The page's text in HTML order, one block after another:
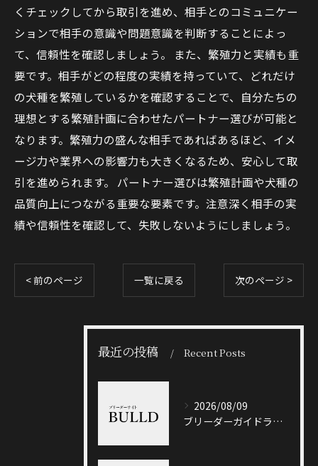
くチェックしてから取引を進め、相手とのコミュニケー
ションで相手の意識や問題意識を判断することによっ
て、信頼性を確認しましょう。 また、繁殖力と実績も重
要です。相手がどの程度の実績を持っていて、どれだけ
の犬種を繁殖しているかを確認することで、自分たちの
理想とする繁殖計画に合わせたパートナー選びが可能と
なります。繁殖力の盛んな相手であればあるほど、イメ
ージ力や業界への影響力も大きくなるため、安心して取
引を進められます。 パートナー選びは繁殖計画や犬種の
品質向上につながる重要な要素です。注意深く相手の実
績や信頼性を確認して、失敗しないようにしましょう。
< 前のページ 一覧に戻る 次のページ >
最近の投稿 Recent Posts
2026/08/09
ブリーダーガイドライン徹底解説と悪質業者を見抜くポイント